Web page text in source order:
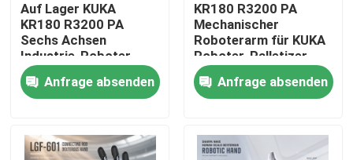
Zu Hause
Produkte
Videos
Auf Lager KUKA
KR180 R3200 PA
Sechs Achsen
Industrie-Roboter
Arm, 3195mm
Reichweite Palletizing
Handling Roboterarm
Anfrage absenden
KR180 R3200 PA
Mechanischer
Roboterarm für KUKA
Roboter-Palletizer
3195 mm
Höchstreichweite
Anfrage absenden